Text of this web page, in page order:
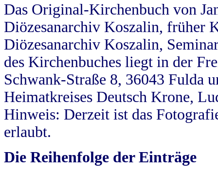
Das Original-Kirchenbuch von
Diözesanarchiv Koszalin, früher
Diözesanarchiv Koszalin,
des Kirchenbuches liegt in der
Schwank-Straße 8, 36043 Fulda
Heimatkreises Deutsch Krone,
Hinweis: Derzeit ist das
erlaubt.
Die Reihenfolge der Einträge